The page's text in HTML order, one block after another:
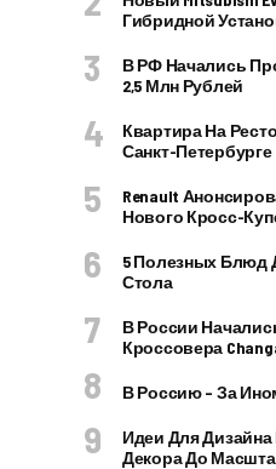
Гибридной
В РФ Начались
2,5 Млн Рублей
Квартира На
Санкт-Петербурге
Renault
Нового Кросс-
5 Полезных Блюд
Стола
В России
Кроссовера
В Россию – За
Идеи Для
Декора До